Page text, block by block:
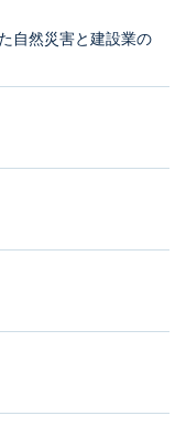
自然災害と建設業の